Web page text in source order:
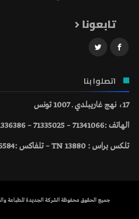
تابعونا
اتصلوا بنا
17، نهج غاريبلدي ـ 1007 تونس
الهاتف :71341066 – 71335025 – 71336386
تلكس براس : 13880 TN – تلفاكس :71336584
جميع الحقوق محفوظة الشركة الجديدة للطباعة